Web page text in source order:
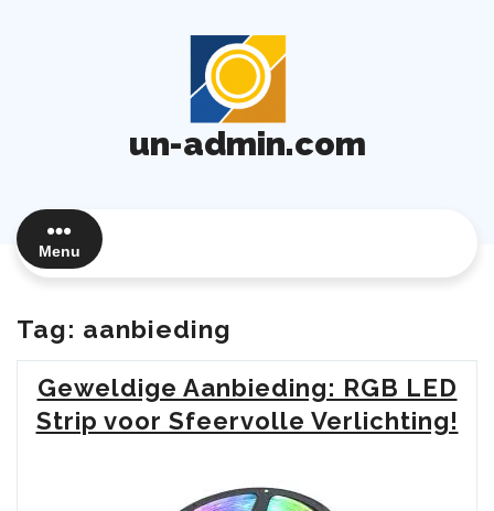
un-admin.com
Menu
Tag: aanbieding
Geweldige Aanbieding: RGB LED
Strip voor Sfeervolle Verlichting!